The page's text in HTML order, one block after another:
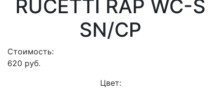
RUCETTI RAP WC-S
SN/CP
Стоимость:
620 руб.
Цвет: